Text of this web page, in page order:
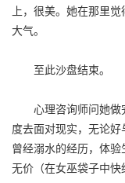
上，很美。她在那里
大气。
至此沙盘结束。
心理咨询师问她做
度去面对现实，无论
曾经溺水的经历，体
无价（在女巫袋子中